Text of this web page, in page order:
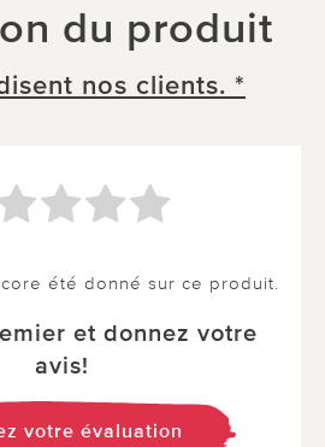
du produit
nos clients. *
été donné sur ce produit.
et donnez votre
avis!
votre évaluation